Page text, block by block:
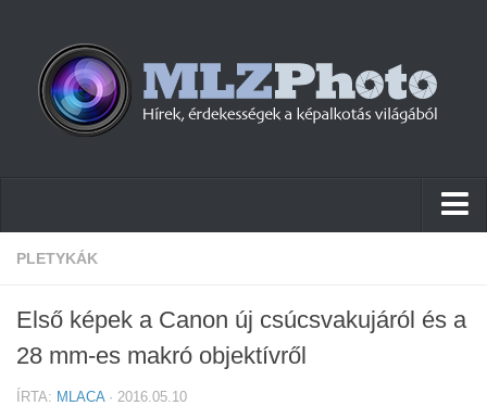
Hírek
Cikkek
PLETYKÁK
Első képek a Canon új csúcsvakujáról és a
28 mm-es makró objektívről
ÍRTA: MLACA· 2016.05.10